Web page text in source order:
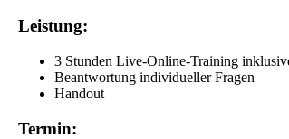
Leistung:
3 Stunden Live-Online-Training
Beantwortung individueller Fragen
Handout
Termin: